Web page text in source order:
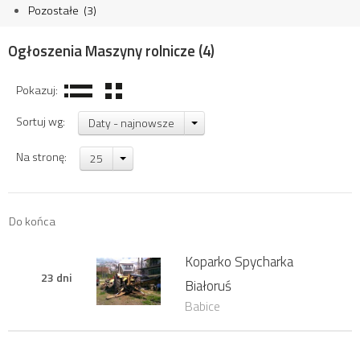
Pozostałe (3)
Ogłoszenia Maszyny rolnicze (4)
Pokazuj:
Sortuj wg:
Daty - najnowsze
Na stronę: 25
Do końca
23 dni
Koparko Spycharka
Białoruś
Babice